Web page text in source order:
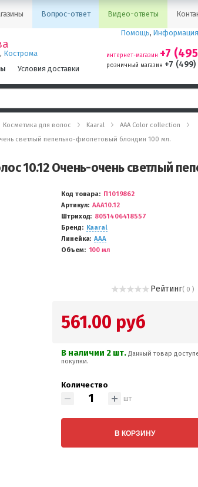
Вопрос-ответ Видео-ответы
, Кострома
Условия доставки
Помощь, Информация
интернет-магазин +7
розничный магазин +7
Косметика для волос Kaaral
AAA Color collection
светлый пепельно-фиолетовый блондин 100 мл.
10.12 Очень-очень светлый
Код товара
П1019862
Артикул
AAA10.12
Штриход
8051406418557
Бренд
Kaaral
Линейка
AAA
Объем
100 мл
Рейтинг( 0 )
561.00 руб
В наличии 2 шт.Данный товар
покупки.
Количество
шт
В КОРЗИНУ